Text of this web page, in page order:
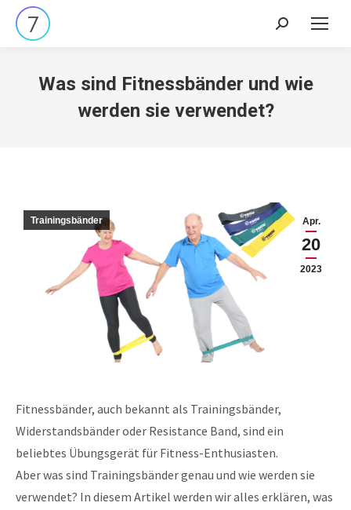
Search:
Was sind Fitnessbänder und wie
werden sie verwendet?
Apr.
20
2023
Trainingsbänder
Fitnessbänder, auch bekannt als Trainingsbänder,
Widerstandsbänder oder Resistance Band, sind ein
beliebtes Übungsgerät für Fitness-Enthusiasten.
Aber was sind Trainingsbänder genau und wie werden sie
verwendet? In diesem Artikel werden wir alles erklären, was